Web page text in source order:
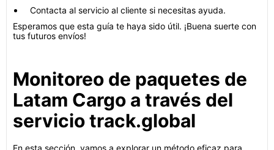
Contacta al servicio al cliente si necesitas ayuda.
Esperamos que esta guía te haya sido útil. ¡Buena suerte con
tus futuros envíos!
Monitoreo de paquetes de
Latam Cargo a través del
servicio track.global
En esta sección, vamos a explorar un método eficaz para